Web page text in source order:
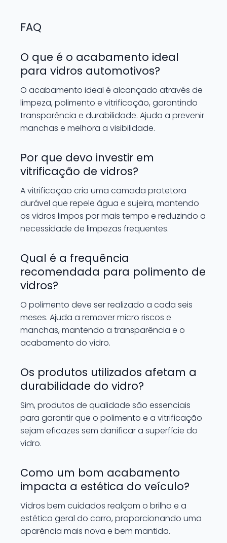
FAQ
O que é o acabamento ideal
para vidros automotivos?
O acabamento ideal é alcançado através de
limpeza, polimento e vitrificação, garantindo
transparência e durabilidade. Ajuda a prevenir
manchas e melhora a visibilidade.
Por que devo investir em
vitrificação de vidros?
A vitrificação cria uma camada protetora
durável que repele água e sujeira, mantendo
os vidros limpos por mais tempo e reduzindo a
necessidade de limpezas frequentes.
Qual é a frequência
recomendada para polimento de
vidros?
O polimento deve ser realizado a cada seis
meses. Ajuda a remover micro riscos e
manchas, mantendo a transparência e o
acabamento do vidro.
Os produtos utilizados afetam a
durabilidade do vidro?
Sim, produtos de qualidade são essenciais
para garantir que o polimento e a vitrificação
sejam eficazes sem danificar a superfície do
vidro.
Como um bom acabamento
impacta a estética do veículo?
Vidros bem cuidados realçam o brilho e a
estética geral do carro, proporcionando uma
aparência mais nova e bem mantida.